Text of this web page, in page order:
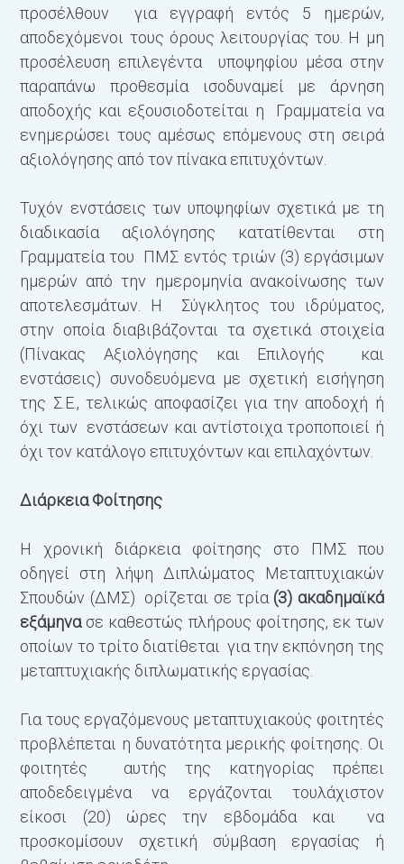
προσέλθουν για εγγραφή εντός 5 ημερών,
αποδεχόμενοι τους όρους λειτουργίας του. Η μη
προσέλευση επιλεγέντα υποψηφίου μέσα στην
παραπάνω προθεσμία ισοδυναμεί με άρνηση
αποδοχής και εξουσιοδοτείται η Γραμματεία να
ενημερώσει τους αμέσως επόμενους στη σειρά
αξιολόγησης από τον πίνακα επιτυχόντων.
Τυχόν ενστάσεις των υποψηφίων σχετικά με τη
διαδικασία αξιολόγησης κατατίθενται στη
Γραμματεία του ΠΜΣ εντός τριών (3) εργάσιμων
ημερών από την ημερομηνία ανακοίνωσης των
αποτελεσμάτων. Η Σύγκλητος του ιδρύματος,
στην οποία διαβιβάζονται τα σχετικά στοιχεία
(Πίνακας Αξιολόγησης και Επιλογής και
ενστάσεις) συνοδευόμενα με σχετική εισήγηση
της Σ.Ε., τελικώς αποφασίζει για την αποδοχή ή
όχι των ενστάσεων και αντίστοιχα τροποποιεί ή
όχι τον κατάλογο επιτυχόντων και επιλαχόντων.
Διάρκεια Φοίτησης
Η χρονική διάρκεια φοίτησης στο ΠΜΣ που
οδηγεί στη λήψη Διπλώματος Μεταπτυχιακών
Σπουδών (ΔΜΣ) ορίζεται σε τρία (3) ακαδημαϊκά
εξάμηνασε καθεστώς πλήρους φοίτησης, εκ των
οποίων το τρίτο διατίθεται για την εκπόνηση της
μεταπτυχιακής διπλωματικής εργασίας.
Για τους εργαζόμενους μεταπτυχιακούς φοιτητές
προβλέπεται η δυνατότητα μερικής φοίτησης. Οι
φοιτητές αυτής της κατηγορίας πρέπει
αποδεδειγμένα να εργάζονται τουλάχιστον
είκοσι (20) ώρες την εβδομάδα και να
προσκομίσουν σχετική σύμβαση εργασίας ή